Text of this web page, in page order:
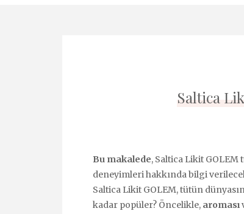
Saltica
Bu makalede, Saltica Likit
deneyimleri hakkında bilgi
Saltica Likit GOLEM, tütün
kadar popüler? Öncelikle, aroması